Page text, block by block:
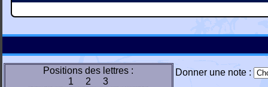
Positions des lettres :
1 2 3
Donner une note :